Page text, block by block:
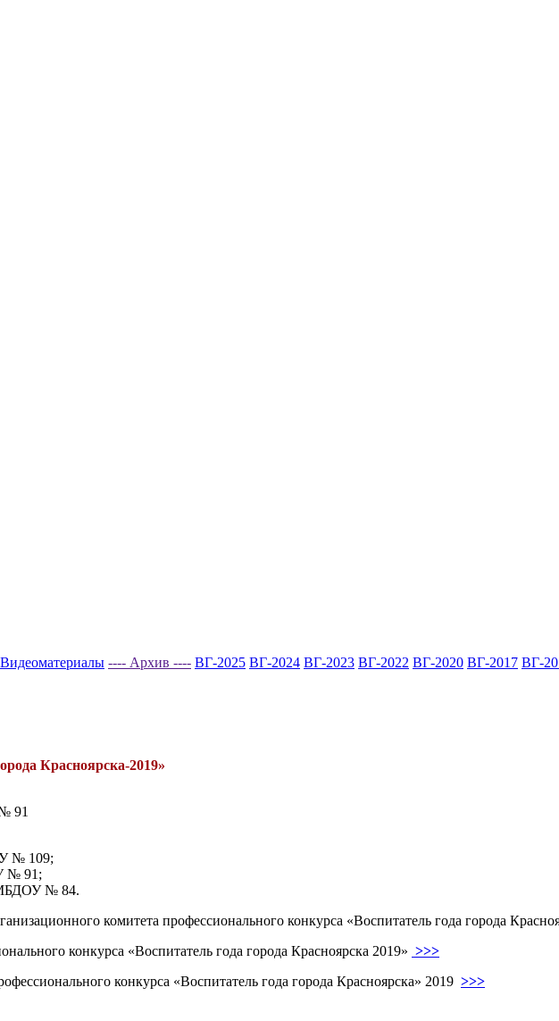
Видеоматериалы ---- Архив ---- ВГ-2025 ВГ-2024 ВГ-2023 ВГ-2022 ВГ-2020 ВГ-2017 ВГ-
Красноярска-2019»
91
№ 109;
№ 91;
МБДОУ № 84.
комитета профессионального конкурса «Воспитатель года города
конкурса «Воспитатель года города Красноярска 2019» >>>
конкурса «Воспитатель года города Красноярска» 2019 >>>